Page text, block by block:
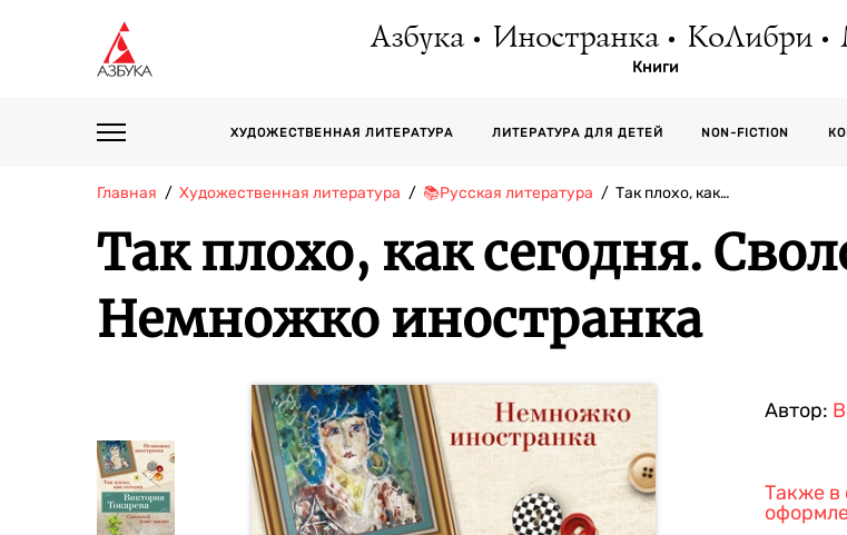
Азбука Иностранка КоЛибри
Книги
ХУДОЖЕСТВЕННАЯ ЛИТЕРАТУРА ЛИТЕРАТУРА ДЛЯ ДЕТЕЙ NON-FICTION
Главная Художественная литература 📚Русская литература Так плохо, как…
Так плохо, как сегодня.
Немножко иностранка
Автор:
Также в